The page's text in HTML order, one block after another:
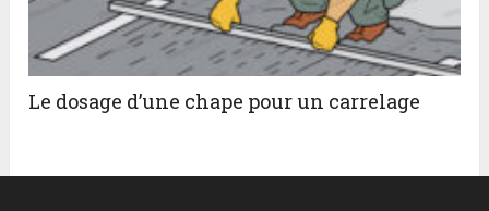
Le dosage d’une chape pour un carrelage